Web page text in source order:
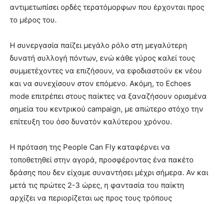
αντιμετωπίσει ορδές τερατόμορφων που έρχονται προς
το μέρος του.
Η συνεργασία παίζει μεγάλο ρόλο στη μεγαλύτερη
δυνατή συλλογή πόντων, ενώ κάθε γύρος καλεί τους
συμμετέχοντες να επιζήσουν, να εφοδιαστούν εκ νέου
και να συνεχίσουν στον επόμενο. Ακόμη, το Echoes
mode επιτρέπει στους παίκτες να ξαναζήσουν ορισμένα
σημεία του κεντρικού campaign, με απώτερο στόχο την
επίτευξη του όσο δυνατόν καλύτερου χρόνου.
Η πρόταση της People Can Fly καταφέρνει να
τοποθετηθεί στην αγορά, προσφέροντας ένα πακέτο
δράσης που δεν είχαμε συναντήσει μέχρι σήμερα. Αν και
μετά τις πρώτες 2-3 ώρες, η φαντασία του παίκτη
αρχίζει να περιορίζεται ως προς τους τρόπους